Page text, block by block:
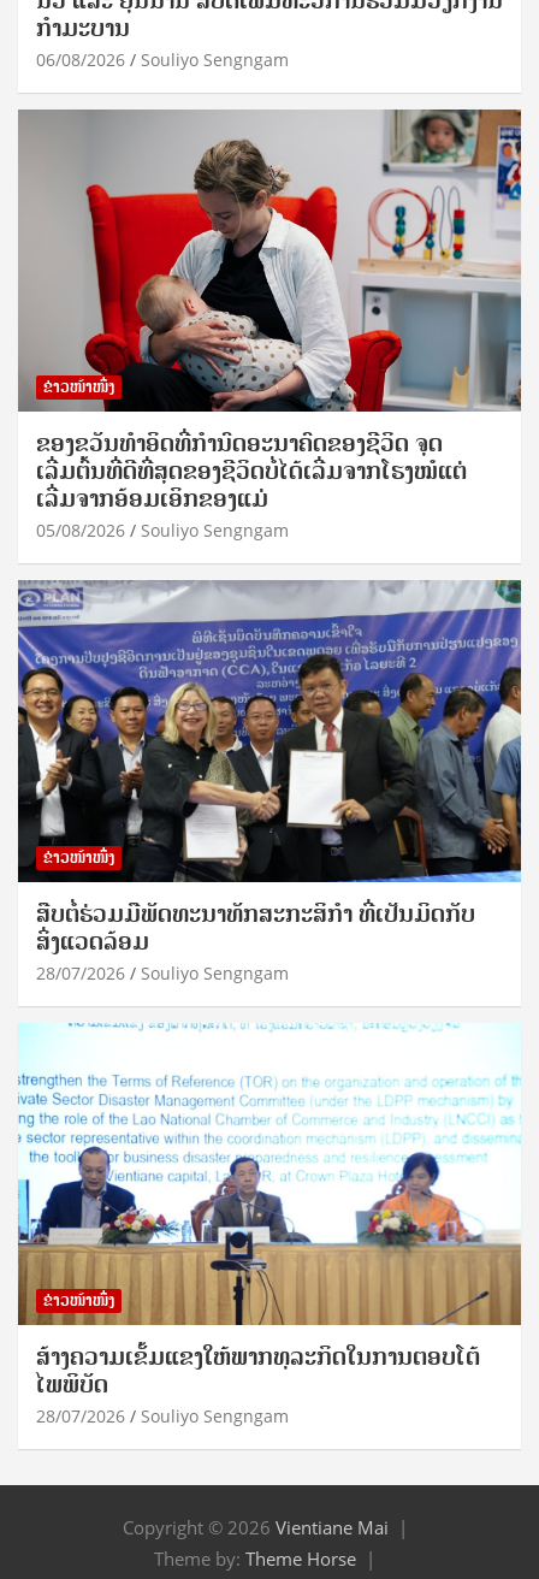
ກຳມະບານ
06/08/2026 Souliyo Sengngam
ຂ່າວໜ້າໜຶ່ງ
ຂອງຂວັນທໍາອິດທີ່ກໍານົດອະນາຄົດຂອງຊີວິດ ຈຸດ
ເລີ່ມຕົ້ນທີ່ດີທີ່ສຸດຂອງຊີວິດບໍ່ໄດ້ເລີ່ມຈາກໂຮງໝໍແຕ່
ເລີ່ມຈາກອ້ອມເອິກຂອງແມ່
05/08/2026 Souliyo Sengngam
ຂ່າວໜ້າໜຶ່ງ
ສືບຕໍ່ຮ່ວມມືພັດທະນາທັກສະກະສິກຳ ທີ່ເປັນມິດກັບ
ສິ່ງແວດລ້ອມ
28/07/2026 Souliyo Sengngam
ຂ່າວໜ້າໜຶ່ງ
ສ້າງຄວາມເຂັ້ມແຂງໃຫ້ພາກທຸລະກິດໃນການຕອບໂຕ້
ໄພພິບັດ
28/07/2026 Souliyo Sengngam
Copyright © 2026 Vientiane Mai
Theme by: Theme Horse